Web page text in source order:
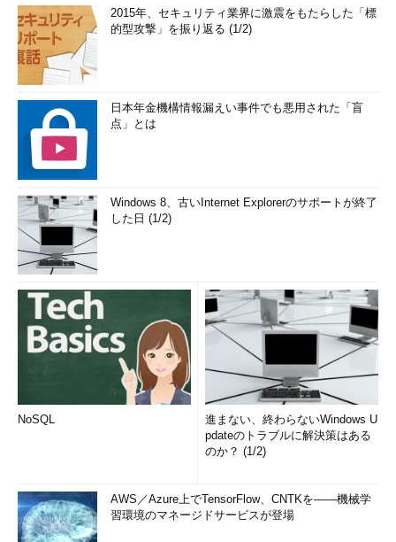
2015年、セキュリティ業界に激震をもたらした「標
的型攻撃」を振り返る (1/2)
日本年金機構情報漏えい事件でも悪用された「盲
点」とは
Windows 8、古いInternet Explorerのサポートが終了
した日 (1/2)
NoSQL
進まない、終わらないWindows U
pdateのトラブルに解決策はある
のか？ (1/2)
AWS／Azure上でTensorFlow、CNTKを――機械学
習環境のマネージドサービスが登場